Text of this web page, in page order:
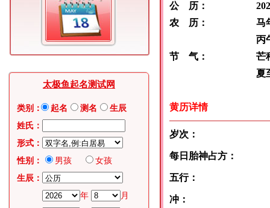
太极鱼起名测试网
类别： 起名 测名
生辰
姓氏：
形式：
性别：
男孩
女孩
生辰：
年
月
公 历：
2026 年
农 历：
马年 五
丙午 甲
节 气：
芒种:6
夏至:6月
黄历详情
岁次：
每日胎神占方：
五行：
冲：